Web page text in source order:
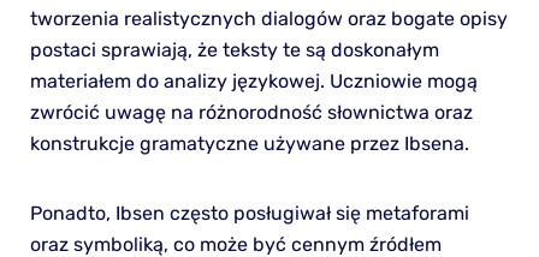
tworzenia realistycznych dialogów oraz bogate opisy
postaci sprawiają, że teksty te są doskonałym
materiałem do analizy językowej. Uczniowie mogą
zwrócić uwagę na różnorodność słownictwa oraz
konstrukcje gramatyczne używane przez Ibsena.
Ponadto, Ibsen często posługiwał się metaforami
oraz symboliką, co może być cennym źródłem